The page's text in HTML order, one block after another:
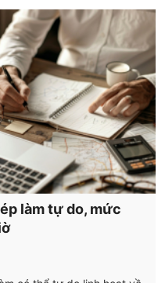
làm tự do, mức